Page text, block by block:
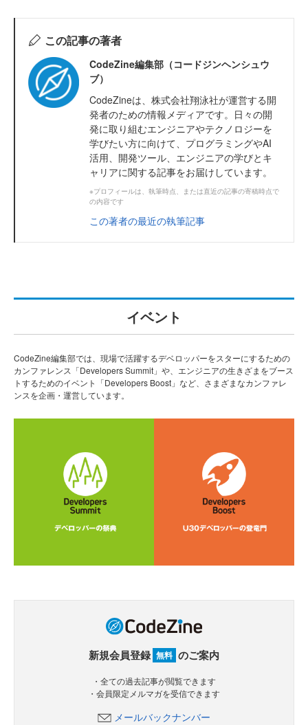
この記事の著者
CodeZine編集部（コードジンヘンシュウ
ブ）
CodeZineは、株式会社翔泳社が運営する開
発者のための情報メディアです。日々の開
発に取り組むエンジニアやテクノロジーを
学びたい方に向けて、プログラミングやAI
活用、開発ツール、エンジニアの学びとキ
ャリアに関する記事をお届けしています。
※プロフィールは、執筆時点、または直近の記事の寄稿時点で
の内容です
この著者の最近の執筆記事
イベント
CodeZine編集部では、現場で活躍するデベロッパーをスターにするための
カンファレンス「Developers Summit」や、エンジニアの生きざまをブース
トするためのイベント「Developers Boost」など、さまざまなカンファレ
ンスを企画・運営しています。
新規会員登録 無料 のご案内
・全ての過去記事が閲覧できます
・会員限定メルマガを受信できます
メールバックナンバー